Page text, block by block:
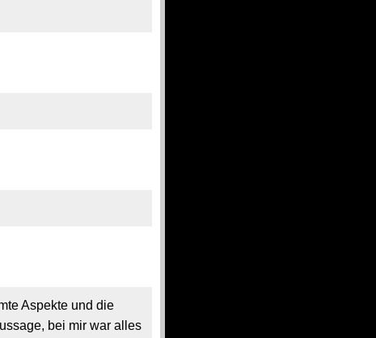
Aspekte und die
bei mir war alles